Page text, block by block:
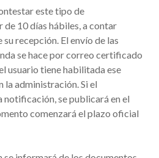
este tipo de
de 10 días hábiles, a contar
recepción. El envío de las
se hace por correo certificado
usuario tiene habilitada ese
administración. Si el
se publicará en el
comenzará el plazo oficial